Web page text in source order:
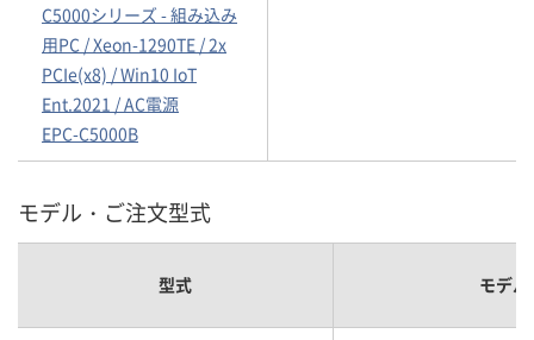
C5000シリーズ - 組み込み
用PC / Xeon-1290TE / 2x
PCIe(x8) / Win10 IoT
Ent.2021 / AC電源
EPC-C5000B
モデル・ご注文型式
型式 モデル